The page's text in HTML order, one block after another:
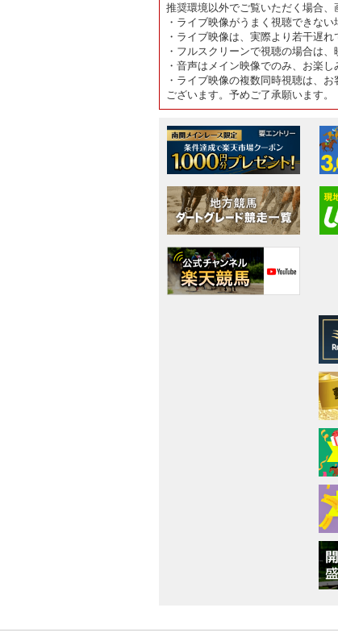
推奨環境以外でご覧いただく場合、
・ライブ映像がうまく視聴できな
・ライブ映像は、実際より若干遅れ
・フルスクリーンで視聴の場合は
・音声はメイン映像でのみ、お楽し
・ライブ映像の複数同時視聴は、
ございます。予めご了承願います。